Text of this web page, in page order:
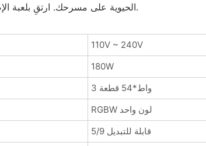
الحيوية على مسرحك. ارتقِ بلعبة الإضاءة الخاصة بك واترك انطباعًا دائمًا على جمهورك مع مصباح بار الاستثنائي هذا.
110V ~ 240V
180W
3 واط*54 قطعة
RGBW لون واحد
5/9 قابلة للتبديل